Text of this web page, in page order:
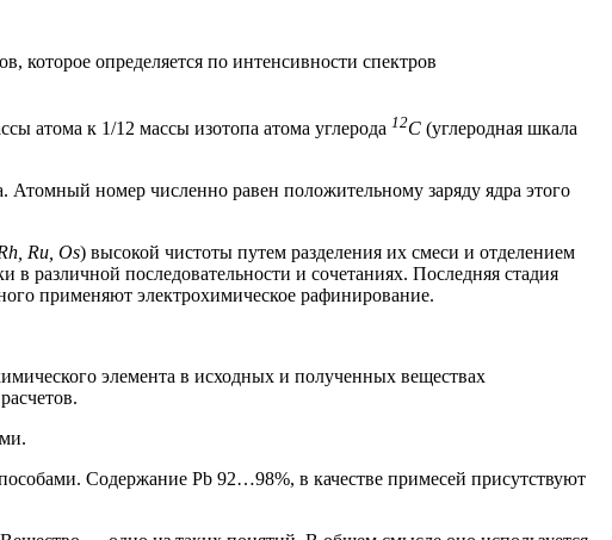
которое определяется по интенсивности спектров
атома к 1/12 массы изотопа атома углерода 12С (углеродная шкала
номер численно равен положительному заряду ядра этого
Ru, Os) высокой чистоты путем разделения их смеси и отделением
различной последовательности и сочетаниях. Последняя стадия
применяют электрохимическое рафинирование.
элемента в исходных и полученных веществах
Содержание Pb 92…98%, в качестве примесей присутствуют